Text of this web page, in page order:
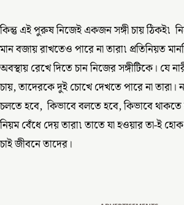
কিন্তু এই পুরুষ নিজেই একজন সঙ্গী চায় ঠিকই৷
মান বজায় রাখতেও পারে না তারা৷ প্রতিনিয়ত
অবস্থায় রেখে দিতে চান নিজের সঙ্গীটিকে। যে
চায়, তাদেরকে দুই চোখে দেখতে পারে না তারা।
চলতে হবে, কিভাবে বলতে হবে, কিভাবে
নিয়ম বেঁধে দেয় তারা৷ তাতে যা হওয়ার তা-ই
চাই জীবনে তাদের।